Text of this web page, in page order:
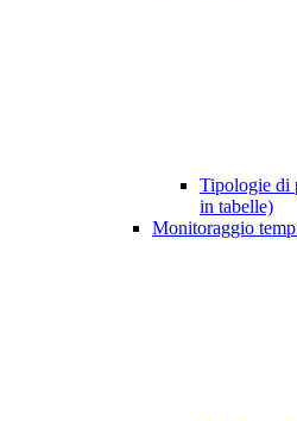
Tipologie di
in tabelle)
Monitoraggio